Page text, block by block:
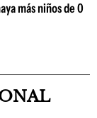
más niños de 0